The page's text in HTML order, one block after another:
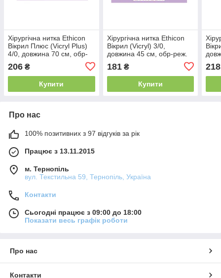
Хірургічна нитка Ethicon
Вікрил Плюс (Vicryl Plus)
4/0, довжина 70 см, обр-
VCP422H
206 ₴
Купити
Хірургічна нитка Ethicon
Вікрил (Vicryl) 3/0,
довжина 45 см, обр-реж.
181₴
Купити
218
Про нас
100% позитивних з 97 відгуків за рік
Працює з 13.11.2015
м. Тернопіль
вул. Текстильна 59, Тернопіль, Україна
Контакти
Сьогодні працює з 09:00 до 18:00
Показати весь графік роботи
Про нас
Контакти